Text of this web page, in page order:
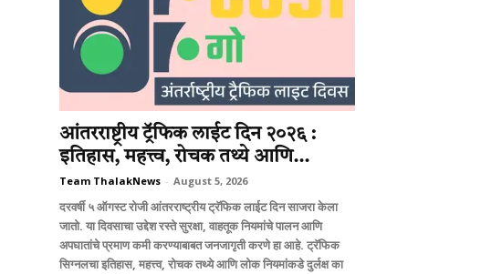
आंतरराष्ट्रीय ट्रॅफिक लाईट दिन २०२६ :
इतिहास, महत्त्व, रोचक तथ्ये आणि...
Team ThalakNews - August 5, 2026
दरवर्षी ५ ऑगस्ट रोजी आंतरराष्ट्रीय ट्रॅफिक लाईट दिन साजरा केला
जातो. या दिवसाचा उद्देश रस्ते सुरक्षा, वाहतूक नियमांचे पालन आणि
अपघातांचे प्रमाण कमी करण्याबाबत जनजागृती करणे हा आहे. ट्रॅफिक
सिग्नलचा इतिहास, महत्त्व, रोचक तथ्ये आणि लोक नियमांकडे दुर्लक्ष का